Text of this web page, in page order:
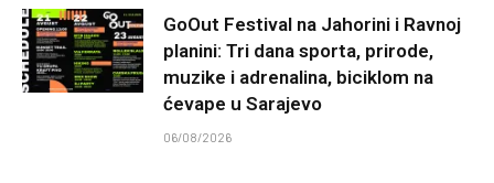
GoOut Festival na Jahorini i Ravnoj
planini: Tri dana sporta, prirode,
muzike i adrenalina, biciklom na
ćevape u Sarajevo
06/08/2026